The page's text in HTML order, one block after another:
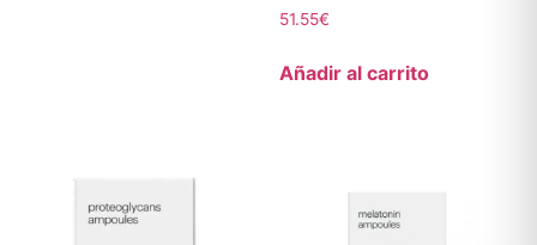
51.55€
Añadir al carrito